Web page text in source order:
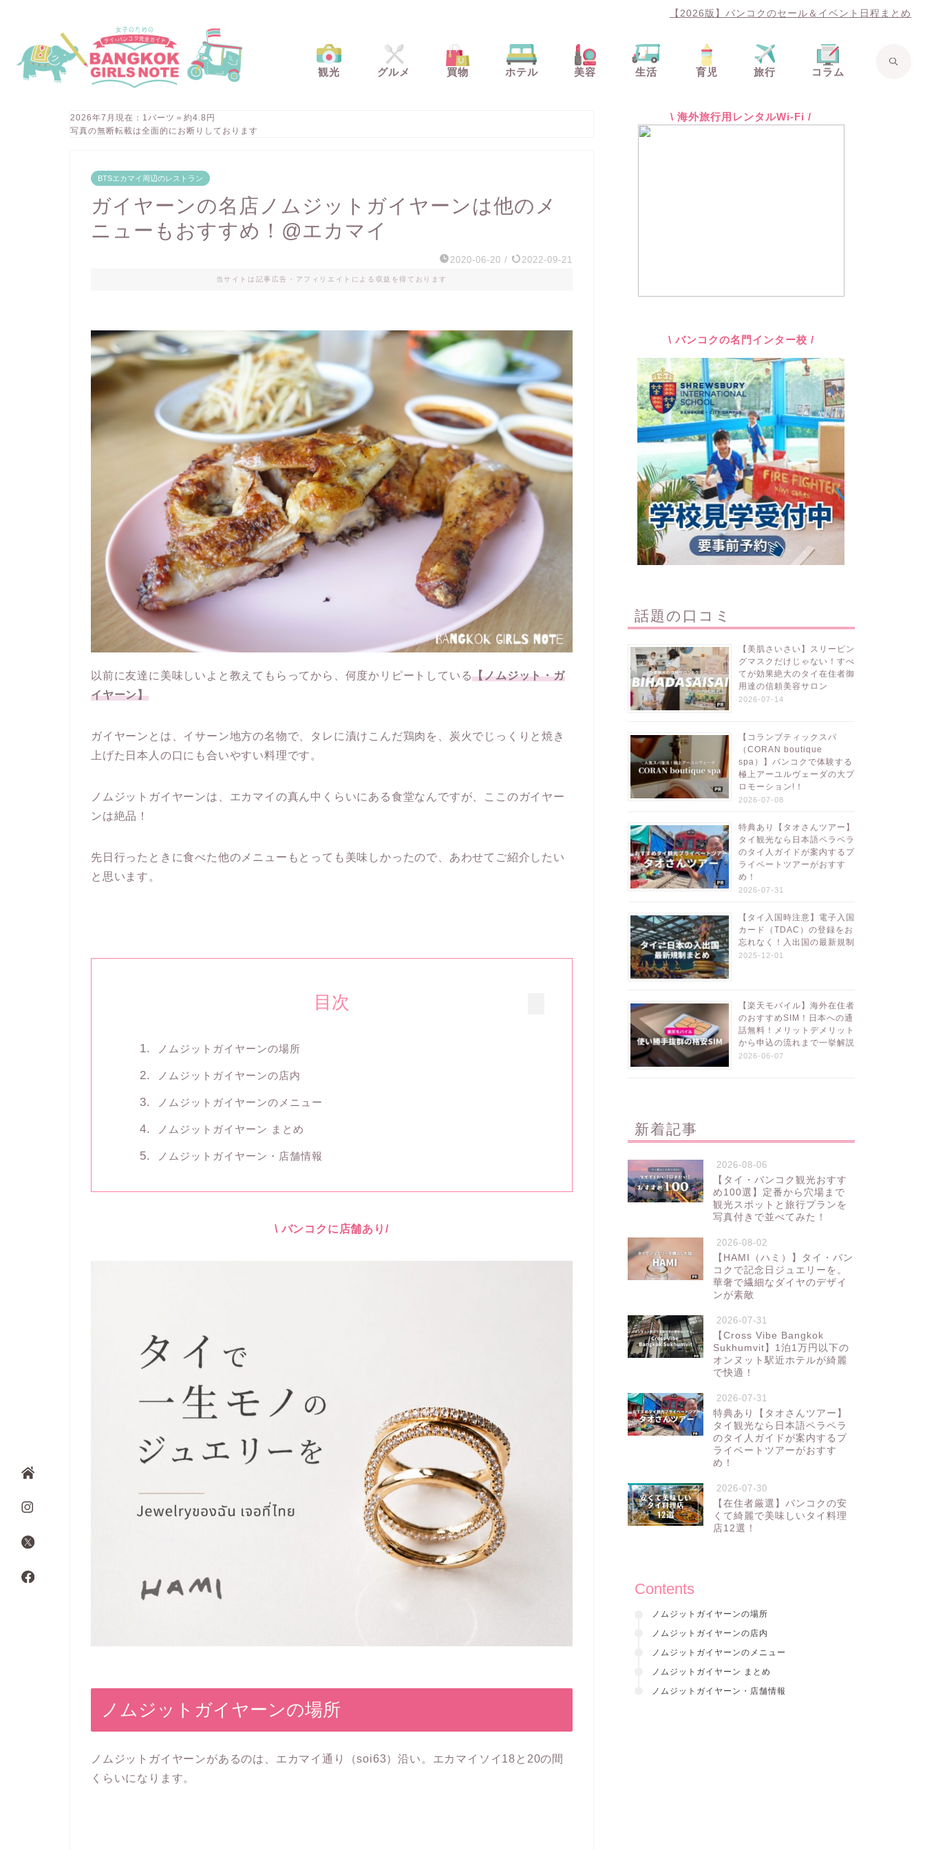
【2026版】バンコクのセール＆イベント日程まとめ
観光 グルメ 買物 ホテル 美容 生活 育児 旅行 コラム
2026年7月現在：1バーツ＝約4.8円
写真の無断転載は全面的にお断りしております
BTSエカマイ周辺のレストラン
ガイヤーンの名店ノムジットガイヤーンは他のメ
ニューもおすすめ！@エカマイ
2020-06-20 / 2022-09-21
当サイトは記事広告・アフィリエイトによる収益を得ております
以前に友達に美味しいよと教えてもらってから、何度かリピートしている【ノムジット・ガ
イヤーン】
ガイヤーンとは、イサーン地方の名物で、タレに漬けこんだ鶏肉を、炭火でじっくりと焼き
上げた日本人の口にも合いやすい料理です。
ノムジットガイヤーンは、エカマイの真ん中くらいにある食堂なんですが、ここのガイヤー
ンは絶品！
先日行ったときに食べた他のメニューもとっても美味しかったので、あわせてご紹介したい
と思います。
目次
ノムジットガイヤーンの場所
ノムジットガイヤーンの店内
ノムジットガイヤーンのメニュー
ノムジットガイヤーン まとめ
ノムジットガイヤーン・店舗情報
\ バンコクに店舗あり/
ノムジットガイヤーンの場所
ノムジットガイヤーンがあるのは、エカマイ通り（soi63）沿い。エカマイソイ18と20の間
くらいになります。
\ 海外旅行用レンタルWi-Fi /
\ バンコクの名門インター校 /
話題の口コミ
【美肌さいさい】スリーピン
グマスクだけじゃない！すべ
てが効果絶大のタイ在住者御
用達の信頼美容サロン
2026-07-14
【コランブティックスパ
（CORAN boutique
spa）】バンコクで体験する
極上アーユルヴェーダの大プ
ロモーション!！
2026-07-08
特典あり【タオさんツアー】
タイ観光なら日本語ペラペラ
のタイ人ガイドが案内するプ
ライベートツアーがおすす
め！
2026-07-31
【タイ入国時注意】電子入国
カード（TDAC）の登録をお
忘れなく！入出国の最新規制
2025-12-01
【楽天モバイル】海外在住者
のおすすめSIM！日本への通
話無料！メリットデメリット
から申込の流れまで一挙解説
2026-06-07
新着記事
2026-08-06
【タイ・バンコク観光おすす
め100選】定番から穴場まで
観光スポットと旅行プランを
写真付きで並べてみた！
2026-08-02
【HAMI（ハミ）】タイ・バン
コクで記念日ジュエリーを。
華奢で繊細なダイヤのデザイ
ンが素敵
2026-07-31
【Cross Vibe Bangkok
Sukhumvit】1泊1万円以下の
オンヌット駅近ホテルが綺麗
で快適！
2026-07-31
特典あり【タオさんツアー】
タイ観光なら日本語ペラペラ
のタイ人ガイドが案内するプ
ライベートツアーがおすす
め！
2026-07-30
【在住者厳選】バンコクの安
くて綺麗で美味しいタイ料理
店12選！
Contents
ノムジットガイヤーンの場所
ノムジットガイヤーンの店内
ノムジットガイヤーンのメニュー
ノムジットガイヤーン まとめ
ノムジットガイヤーン・店舗情報